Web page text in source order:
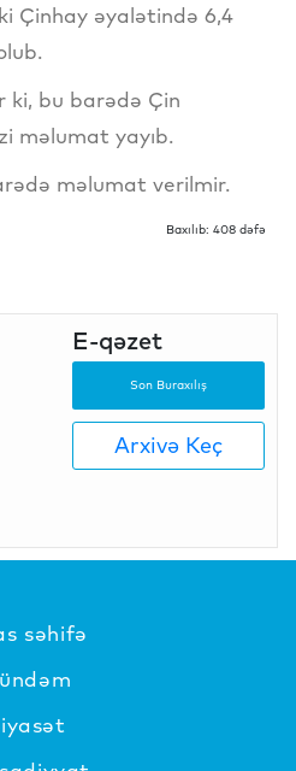
Çinhay əyalətində 6,4
ki, bu barədə Çin
məlumat yayıb.
məlumat verilmir.
Baxılıb: 408 dəfə
E-qəzet
Son Buraxılış
Arxivə Keç
səhifə